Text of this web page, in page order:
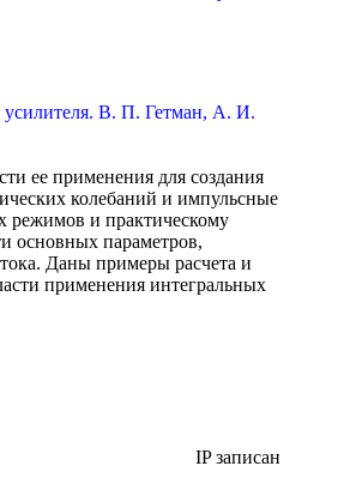
усилителя. В. П. Гетман, А. И.
ее применения для создания
колебаний и импульсные
режимов и практическому
основных параметров,
Даны примеры расчета и
применения интегральных
IP записан